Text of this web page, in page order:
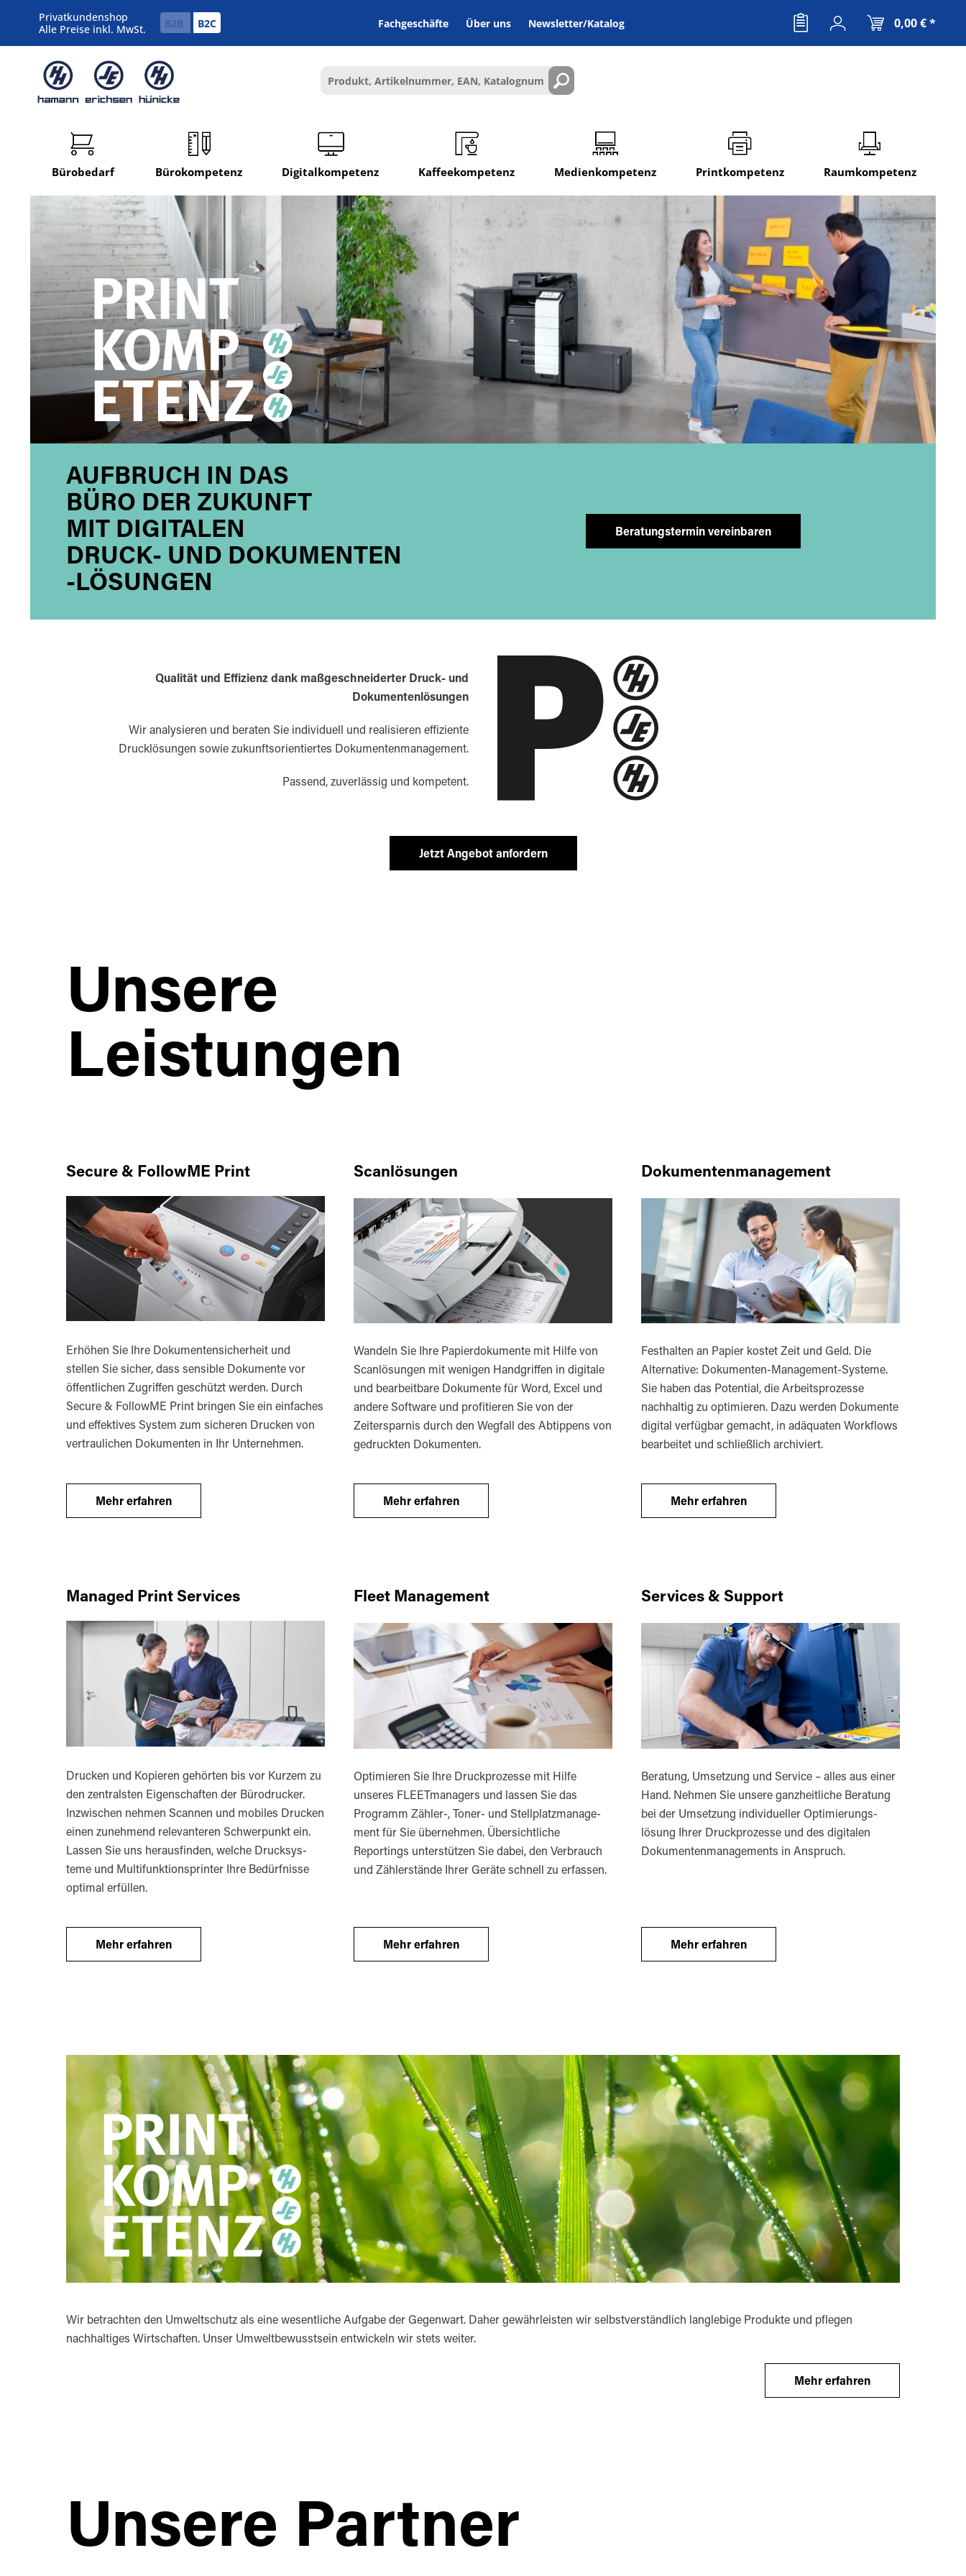
Privatkundenshop
Alle Preise inkl. MwSt.
B2B B2C Fachgeschäfte Über uns Newsletter/Katalog 0,00 € *
Bürobedarf Bürokompetenz Digitalkompetenz Kaffeekompetenz Medienkompetenz Printkompetenz Raumkompetenz
AUFBRUCH IN DAS
BÜRO DER ZUKUNFT
MIT DIGITALEN
DRUCK- UND DOKUMENTEN
-LÖSUNGEN
Beratungstermin vereinbaren
Qualität und Effizienz dank maßgeschneiderter Druck- und
Dokumentenlösungen
Wir analysieren und beraten Sie individuell und realisieren effiziente
Drucklösungen sowie zukunftsorientiertes Dokumentenmanagement.
Passend, zuverlässig und kompetent.
Jetzt Angebot anfordern
Unsere
Leistungen
Secure & FollowME Print
Erhöhen Sie Ihre Dokumentensicherheit und
stellen Sie sicher, dass sensible Dokumente vor
öffentlichen Zugriffen geschützt werden. Durch
Secure & FollowME Print bringen Sie ein einfaches
und effektives System zum sicheren Drucken von
vertraulichen Dokumenten in Ihr Unternehmen.
Scanlösungen
Wandeln Sie Ihre Papierdokumente mit Hilfe von
Scanlösungen mit wenigen Handgriffen in digitale
und bearbeitbare Dokumente für Word, Excel und
andere Software und profitieren Sie von der
Zeitersparnis durch den Wegfall des Abtippens von
gedruckten Dokumenten.
Dokumentenmanagement
Festhalten an Papier kostet Zeit und Geld. Die
Alternative: Dokumenten-Management-Systeme.
Sie haben das Potential, die Arbeitsprozesse
nachhaltig zu optimieren. Dazu werden Dokumente
digital verfügbar gemacht, in adäquaten Workflows
bearbeitet und schließlich archiviert.
Mehr erfahren Mehr erfahren Mehr erfahren
Managed Print Services
Drucken und Kopieren gehörten bis vor Kurzem zu
den zentralsten Eigenschaften der Bürodrucker.
Inzwischen nehmen Scannen und mobiles Drucken
einen zunehmend relevanteren Schwerpunkt ein.
Lassen Sie uns herausfinden, welche Drucksys­
teme und Multifunktionsprinter Ihre Bedürfnisse
optimal erfüllen.
Fleet Management
Optimieren Sie Ihre Druckprozesse mit Hilfe
unseres FLEETmanagers und lassen Sie das
Programm Zähler-, Toner- und Stellplatzmanage­
ment für Sie übernehmen. Übersichtliche
Reportings unterstützen Sie dabei, den Verbrauch
und Zählerstände Ihrer Geräte schnell zu erfassen.
Services & Support
Beratung, Umsetzung und Service – alles aus einer
Hand. Nehmen Sie unsere ganzheitliche Beratung
bei der Umsetzung individueller Optimierungs­
lösung Ihrer Druckprozesse und des digitalen
Dokumentenmanagements in Anspruch.
Mehr erfahren Mehr erfahren Mehr erfahren
Wir betrachten den Umweltschutz als eine wesentliche Aufgabe der Gegenwart. Daher gewährleisten wir selbstverständlich langlebige Produkte und pflegen
nachhaltiges Wirtschaften. Unser Umweltbewusstsein entwickeln wir stets weiter.
Mehr erfahren
Unsere Partner